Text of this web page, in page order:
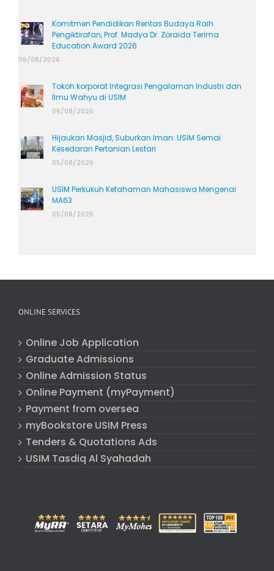
Komitmen Pendidikan Rentas Budaya Raih
Pengiktirafan, Prof. Madya Dr. Zoraida Terima
Education Award 2026
06/08/2026
Tokoh korporat Integrasi Pengalaman Industri dan
Ilmu Wahyu di USIM
06/08/2026
Hijaukan Masjid, Suburkan Iman: USIM Semai
Kesedaran Pertanian Lestari
05/08/2026
USIM Perkukuh Kefahaman Mahasiswa Mengenai
MA63
05/08/2026
ONLINE SERVICES
Online Job Application
Graduate Admissions
Online Admission Status
Online Payment (myPayment)
Payment from oversea
myBookstore USIM Press
Tenders & Quotations Ads
USIM Tasdiq Al Syahadah